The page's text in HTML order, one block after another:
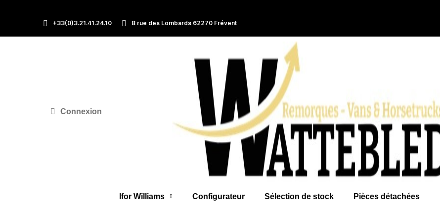
+33(0)3.21.41.24.10 8 rue des Lombards 62270 Frévent
Connexion
Ifor Williams Configurateur Sélection de stock Pièces détachées